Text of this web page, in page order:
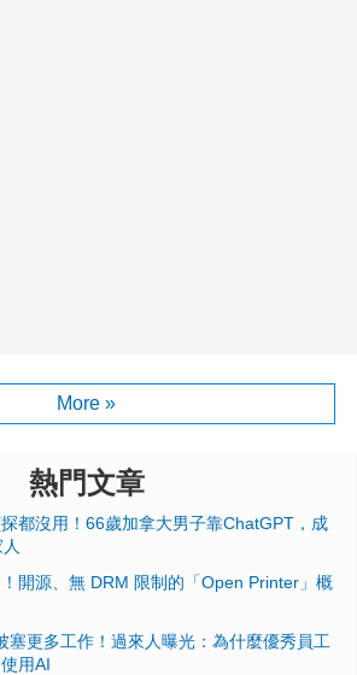
More »
熱門文章
都沒用！66歲加拿大男子靠ChatGPT，成
開源、無 DRM 限制的「Open Printer」概
塞更多工作！過來人曝光：為什麼優秀員工
用AI